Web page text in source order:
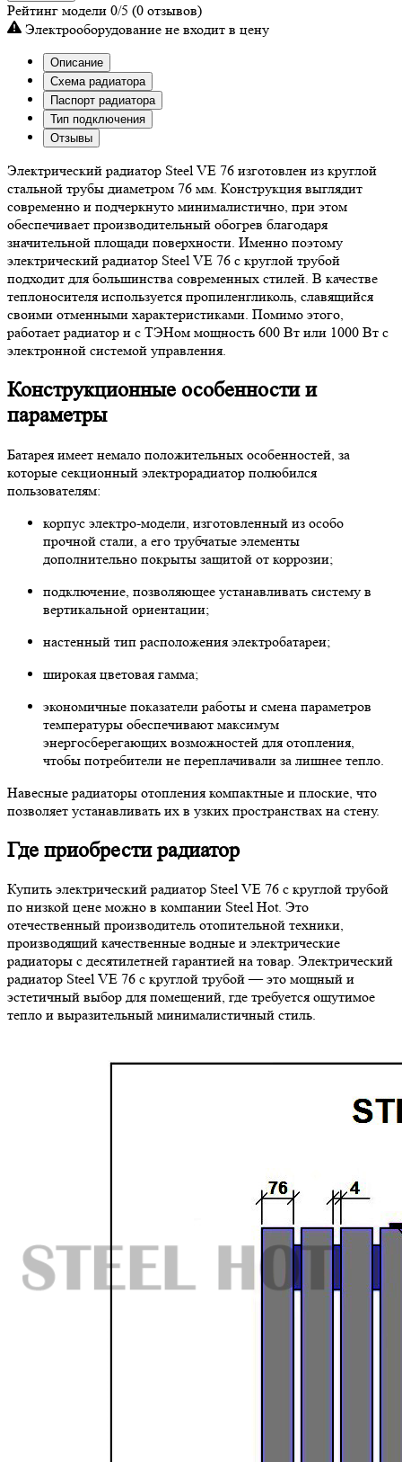
Рейтинг модели 0/5 (0 отзывов)
Электрооборудование не входит в цену
Описание
Схема радиатора
Паспорт радиатора
Тип подключения
Отзывы
Электрический радиатор Steel VE 76 изготовлен из круглой
стальной трубы диаметром 76 мм. Конструкция выглядит
современно и подчеркнуто минималистично, при этом
обеспечивает производительный обогрев благодаря
значительной площади поверхности. Именно поэтому
электрический радиатор Steel VE 76 с круглой трубой
подходит для большинства современных стилей. В качестве
теплоносителя используется пропиленгликоль, славящийся
своими отменными характеристиками. Помимо этого,
работает радиатор и с ТЭНом мощность 600 Вт или 1000 Вт с
электронной системой управления.
Конструкционные особенности и
параметры
Батарея имеет немало положительных особенностей, за
которые секционный электрорадиатор полюбился
пользователям:
корпус электро-модели, изготовленный из особо
прочной стали, а его трубчатые элементы
дополнительно покрыты защитой от коррозии;
подключение, позволяющее устанавливать систему в
вертикальной ориентации;
настенный тип расположения электробатареи;
широкая цветовая гамма;
экономичные показатели работы и смена параметров
температуры обеспечивают максимум
энергосберегающих возможностей для отопления,
чтобы потребители не переплачивали за лишнее тепло.
Навесные радиаторы отопления компактные и плоские, что
позволяет устанавливать их в узких пространствах на стену.
Где приобрести радиатор
Купить электрический радиатор Steel VE 76 с круглой трубой
по низкой цене можно в компании Steel Hot. Это
отечественный производитель отопительной техники,
производящий качественные водные и электрические
радиаторы с десятилетней гарантией на товар. Электрический
радиатор Steel VE 76 с круглой трубой — это мощный и
эстетичный выбор для помещений, где требуется ощутимое
тепло и выразительный минималистичный стиль.